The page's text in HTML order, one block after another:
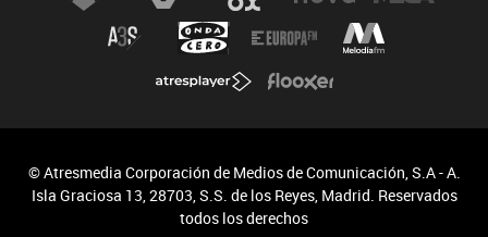
© Atresmedia Corporación de Medios de Comunicación, S.A - A.
Isla Graciosa 13, 28703, S.S. de los Reyes, Madrid. Reservados
todos los derechos